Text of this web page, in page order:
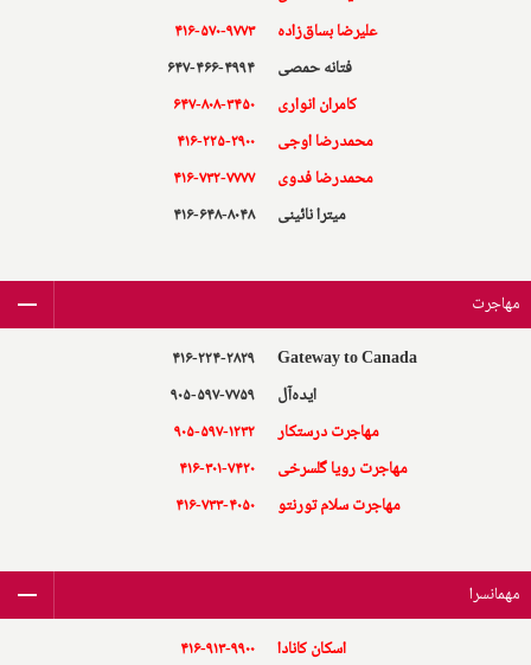
علیرضا بساق‌زاده
۴۱۶-۵۷۰-۹۷۷۳
فتانه حمصی
۶۴۷-۴۶۶-۴۹۹۴
کامران انواری
۶۴۷-۸۰۸-۳۴۵۰
محمدرضا اوجی
۴۱۶-۲۲۵-۲۹۰۰
محمدرضا فدوی
۴۱۶-۷۳۲-۷۷۷۷
میترا نائینی
۴۱۶-۶۴۸-۸۰۴۸
مهاجرت
Gateway to Canada
۴۱۶-۲۲۴-۲۸۲۹
ایده‌آل
۹۰۵-۵۹۷-۷۷۵۹
مهاجرت درستکار
۹۰۵-۵۹۷-۱۲۳۲
مهاجرت رویا گلسرخی
۴۱۶-۳۰۱-۷۴۲۰
مهاجرت سلام تورنتو
۴۱۶-۷۳۳-۴۰۵۰
مهمانسرا
اسکان کانادا
۴۱۶-۹۱۳-۹۹۰۰